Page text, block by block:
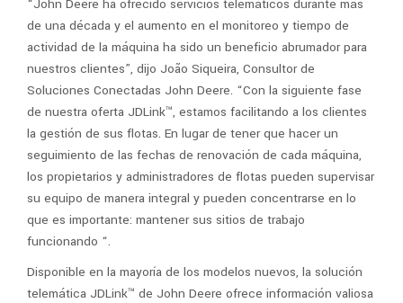
“John Deere ha ofrecido servicios telemáticos durante más
de una década y el aumento en el monitoreo y tiempo de
actividad de la máquina ha sido un beneficio abrumador para
nuestros clientes”, dijo João Siqueira, Consultor de
Soluciones Conectadas John Deere. “Con la siguiente fase
de nuestra oferta JDLink™, estamos facilitando a los clientes
la gestión de sus flotas. En lugar de tener que hacer un
seguimiento de las fechas de renovación de cada máquina,
los propietarios y administradores de flotas pueden supervisar
su equipo de manera integral y pueden concentrarse en lo
que es importante: mantener sus sitios de trabajo
funcionando “.
Disponible en la mayoría de los modelos nuevos, la solución
telemática JDLink™ de John Deere ofrece información valiosa